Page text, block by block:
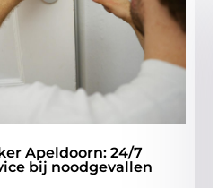
Apeldoorn: 24/7
bij noodgevallen